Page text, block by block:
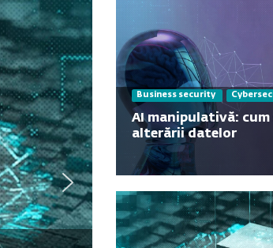
Business security
AI manipulativă:
alterării datelor